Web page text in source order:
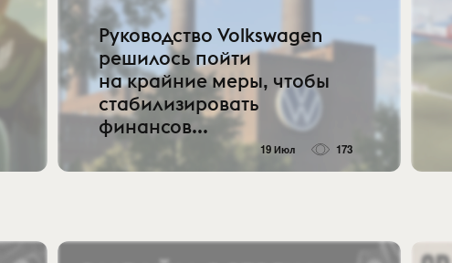
Руководство Volkswagen
решилось пойти
на крайние меры, чтобы
стабилизировать
финансов...
19 Июл 173